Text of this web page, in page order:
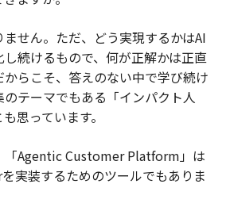
せん。ただ、どう実現するかはAI
続けるもので、何が正解かは正直
からこそ、答えのない中で学び続け
テーマでもある「インパクト人
思っています。
「Agentic Customer Platform」は
実装するためのツールでもありま